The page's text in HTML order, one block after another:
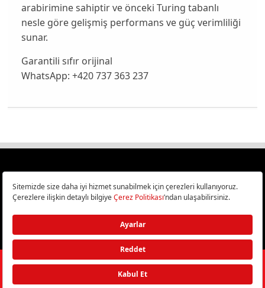
arabirimine sahiptir ve önceki Turing tabanlı
nesle göre gelişmiş performans ve güç verimliliği
sunar.
Garantili sıfır orijinal
WhatsApp: +420 737 363 237
Türkiye
Bilişim ve Teknoloji Haberleri CHIP Online’da!
©2026Doğan Burda Dergi Yayıncılık ve Pazarlama A.Ş./ Tüm hakları
saklıdır.